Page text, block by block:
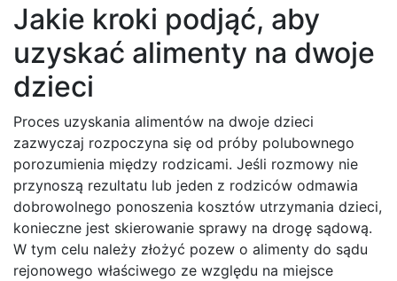
Jakie kroki podjąć, aby
uzyskać alimenty na dwoje
dzieci
Proces uzyskania alimentów na dwoje dzieci
zazwyczaj rozpoczyna się od próby polubownego
porozumienia między rodzicami. Jeśli rozmowy nie
przynoszą rezultatu lub jeden z rodziców odmawia
dobrowolnego ponoszenia kosztów utrzymania dzieci,
konieczne jest skierowanie sprawy na drogę sądową.
W tym celu należy złożyć pozew o alimenty do sądu
rejonowego właściwego ze względu na miejsce